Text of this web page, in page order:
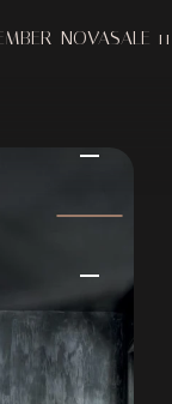
NOVASALE 11/12/13